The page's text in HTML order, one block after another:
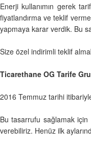
Enerji kullanımın gerek
fiyatlandırma ve teklif
yapmaya karar verdik. Bu
Size özel indirimli teklif
Ticarethane OG Tarife
2016 Temmuz tarihi
Bu tasarrufu sağlamak için
verebiliriz. Henüz ilk